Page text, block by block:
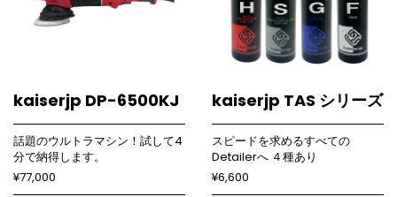
kaiserjp DP-6500KJ
話題のウルトラマシン！試して4
分で納得します。
¥77,000
kaiserjp TAS シリーズ
スピードを求めるすべての
Detailerへ ４種あり
¥6,600